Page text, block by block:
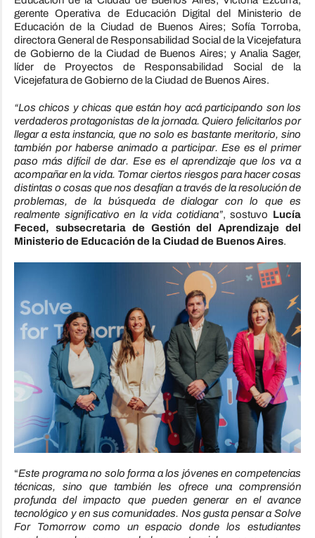
gerente Operativa de Educación Digital del Ministerio de
Educación de la Ciudad de Buenos Aires; Sofía Torroba,
directora General de Responsabilidad Social de la Vicejefatura
de Gobierno de la Ciudad de Buenos Aires; y Analia Sager,
líder de Proyectos de Responsabilidad Social de la
Vicejefatura de Gobierno de la Ciudad de Buenos Aires.
“Los chicos y chicas que están hoy acá participando son los
verdaderos protagonistas de la jornada. Quiero felicitarlos por
llegar a esta instancia, que no solo es bastante meritorio, sino
también por haberse animado a participar. Ese es el primer
paso más difícil de dar. Ese es el aprendizaje que los va a
acompañar en la vida. Tomar ciertos riesgos para hacer cosas
distintas o cosas que nos desafían a través de la resolución de
problemas, de la búsqueda de dialogar con lo que es
realmente significativo en la vida cotidiana”, sostuvo Lucía
Feced, subsecretaria de Gestión del Aprendizaje del
Ministerio de Educación de la Ciudad de Buenos Aires.
“Este programa no solo forma a los jóvenes en competencias
técnicas, sino que también les ofrece una comprensión
profunda del impacto que pueden generar en el avance
tecnológico y en sus comunidades. Nos gusta pensar a Solve
For Tomorrow como un espacio donde los estudiantes